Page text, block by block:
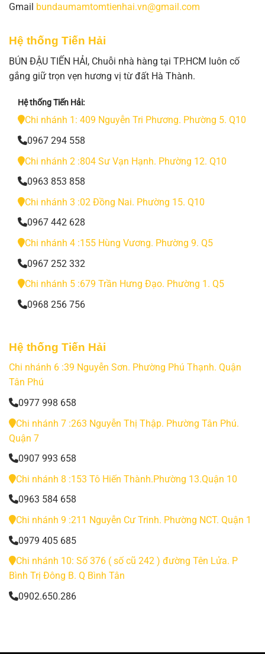
Gmail bundaumamtomtienhai.vn@gmail.com
Hệ thống Tiến Hải
BÚN ĐẬU TIẾN HẢI, Chuỗi nhà hàng tại TP.HCM luôn cố
gắng giữ trọn vẹn hương vị từ đất Hà Thành.
Hệ thống Tiến Hải:
Chi nhánh 1: 409 Nguyễn Tri Phương. Phường 5. Q10
0967 294 558
Chi nhánh 2 :804 Sư Vạn Hạnh. Phường 12. Q10
0963 853 858
Chi nhánh 3 :02 Đồng Nai. Phường 15. Q10
0967 442 628
Chi nhánh 4 :155 Hùng Vương. Phường 9. Q5
0967 252 332
Chi nhánh 5 :679 Trần Hưng Đạo. Phường 1. Q5
0968 256 756
Hệ thống Tiến Hải
Chi nhánh 6 :39 Nguyễn Sơn. Phường Phú Thạnh. Quận
Tân Phú
0977 998 658
Chi nhánh 7 :263 Nguyễn Thị Thập. Phường Tân Phú.
Quận 7
0907 993 658
Chi nhánh 8 :153 Tô Hiến Thành.Phường 13.Quận 10
0963 584 658
Chi nhánh 9 :211 Nguyễn Cư Trinh. Phường NCT. Quận 1
0979 405 685
Chi nhánh 10: Số 376 ( số cũ 242 ) đường Tên Lửa. P
Bình Trị Đông B. Q Bình Tân
0902.650.286